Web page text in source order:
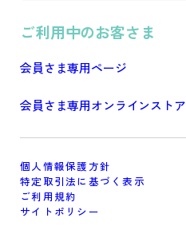
ご利用中のお客さま
会員さま専用ページ
会員さま専用オンラインストア
個人情報保護方針
特定取引法に基づく表示
ご利用規約
サイトポリシー